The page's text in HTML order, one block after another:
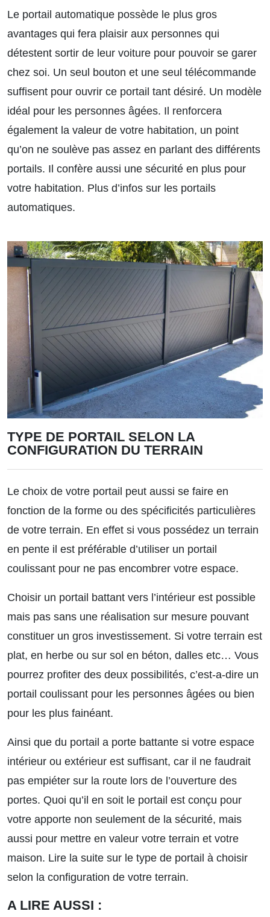
Le portail automatique possède le plus gros
avantages qui fera plaisir aux personnes qui
détestent sortir de leur voiture pour pouvoir se garer
chez soi. Un seul bouton et une seul télécommande
suffisent pour ouvrir ce portail tant désiré. Un modèle
idéal pour les personnes âgées. Il renforcera
également la valeur de votre habitation, un point
qu’on ne soulève pas assez en parlant des différents
portails. Il confère aussi une sécurité en plus pour
votre habitation. Plus d’infos sur les portails
automatiques.
TYPE DE PORTAIL SELON LA
CONFIGURATION DU TERRAIN
Le choix de votre portail peut aussi se faire en
fonction de la forme ou des spécificités particulières
de votre terrain. En effet si vous possédez un terrain
en pente il est préférable d’utiliser un portail
coulissant pour ne pas encombrer votre espace.
Choisir un portail battant vers l’intérieur est possible
mais pas sans une réalisation sur mesure pouvant
constituer un gros investissement. Si votre terrain est
plat, en herbe ou sur sol en béton, dalles etc… Vous
pourrez profiter des deux possibilités, c’est-a-dire un
portail coulissant pour les personnes âgées ou bien
pour les plus fainéant.
Ainsi que du portail a porte battante si votre espace
intérieur ou extérieur est suffisant, car il ne faudrait
pas empiéter sur la route lors de l’ouverture des
portes. Quoi qu’il en soit le portail est conçu pour
votre apporte non seulement de la sécurité, mais
aussi pour mettre en valeur votre terrain et votre
maison. Lire la suite sur le type de portail à choisir
selon la configuration de votre terrain.
A LIRE AUSSI :